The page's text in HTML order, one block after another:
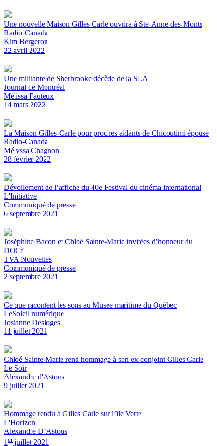
Une nouvelle Maison Gilles Carle ouvrira à Ste-Anne-des-Monts
Radio-Canada
Kim Bergeron
22 avril 2022
Une militante de Sherbrooke décède de la SLA
Journal de Montréal
Mélissa Fauteux
14 mars 2022
La Maison Gilles-Carle pour proches aidants de Chicoutimi épouse
Radio-Canada
Mélyssa Chagnon
28 février 2022
Dévoilement de l’affiche du 40e Festival du cinéma international
L'Initiative
Communiqué de presse
6 septembre 2021
Joséphine Bacon et Chloé Sainte-Marie invitées d’honneur du
DOCf
TVA Nouvelles
Communiqué de presse
2 septembre 2021
Ce que racontent les sons au Musée maritime du Québec
LeSoleil numérique
Josianne Desloges
11 juillet 2021
Chloé Sainte-Marie rend hommage à son ex-conjoint Gilles Carle
Le Soir
Alexandre d'Astous
9 juillet 2021
Hommage rendu à Gilles Carle sur l’île Verte
L'Horizon
Alexandre D’Astous
1 erjuillet 2021